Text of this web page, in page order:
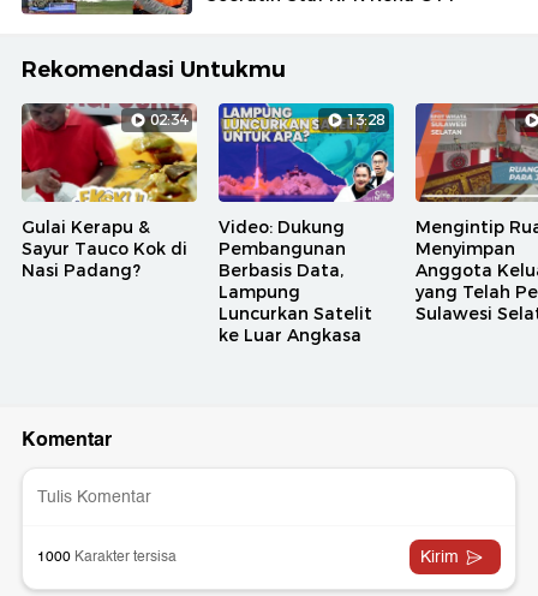
Rekomendasi Untukmu
02:34
Gulai Kerapu &
Sayur Tauco Kok di
Nasi Padang?
13:28
Video: Dukung
Pembangunan
Berbasis Data,
Lampung
Luncurkan Satelit
ke Luar Angkasa
Mengintip
Menyimpan
Anggota
yang Telah
Sulawesi